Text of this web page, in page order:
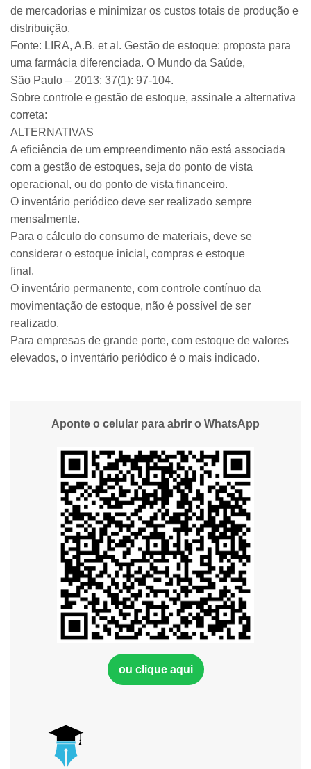
de mercadorias e minimizar os custos totais de produção e
distribuição.
Fonte: LIRA, A.B. et al. Gestão de estoque: proposta para
uma farmácia diferenciada. O Mundo da Saúde,
São Paulo – 2013; 37(1): 97-104.
Sobre controle e gestão de estoque, assinale a alternativa
correta:
ALTERNATIVAS
A eficiência de um empreendimento não está associada
com a gestão de estoques, seja do ponto de vista
operacional, ou do ponto de vista financeiro.
O inventário periódico deve ser realizado sempre
mensalmente.
Para o cálculo do consumo de materiais, deve se
considerar o estoque inicial, compras e estoque
final.
O inventário permanente, com controle contínuo da
movimentação de estoque, não é possível de ser
realizado.
Para empresas de grande porte, com estoque de valores
elevados, o inventário periódico é o mais indicado.
Aponte o celular para abrir o WhatsApp
ou clique aqui